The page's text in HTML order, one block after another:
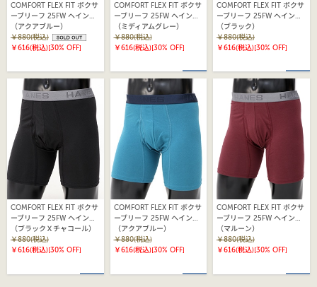
COMFORT FLEX FIT ボクサ
ーブリーフ 25FW ヘインズ
(HM6EZ102)
（アクアブルー）
￥880(税込)
￥616(税込)[30% OFF]
COMFORT FLEX FIT ボクサ
ーブリーフ 25FW ヘインズ
(HM6EQ101)
（ミディアムグレー）
￥880(税込)
￥616(税込)[30% OFF]
COMFORT FLEX FIT ボクサ
ーブリーフ 25FW ヘインズ
(HM6EQ101)
（ブラック）
￥880(税込)
￥616(税込)[30% OFF]
COMFORT FLEX FIT ボクサ
ーブリーフ 25FW ヘインズ
(HM6EQ101)
（ブラックＸチャコール）
￥880(税込)
￥616(税込)[30% OFF]
COMFORT FLEX FIT ボクサ
ーブリーフ 25FW ヘインズ
(HM6EQ101)
（アクアブルー）
￥880(税込)
￥616(税込)[30% OFF]
COMFORT FLEX FIT ボクサ
ーブリーフ 25FW ヘインズ
(HM6EQ101)
（マルーン）
￥880(税込)
￥616(税込)[30% OFF]